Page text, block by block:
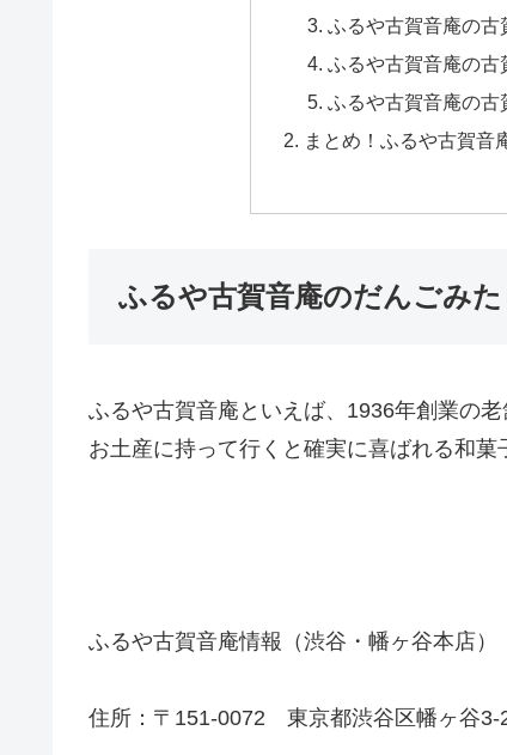
ふるや古賀音庵の古
ふるや古賀音庵の古
ふるや古賀音庵の古
まとめ！ふるや古賀音
ふるや古賀音庵のだんごみ
ふるや古賀音庵といえば、1936年創業の老
お土産に持って行くと確実に喜ばれる和菓
ふるや古賀音庵情報（渋谷・幡ヶ谷本店）
住所：〒151-0072 東京都渋谷区幡ヶ谷3-